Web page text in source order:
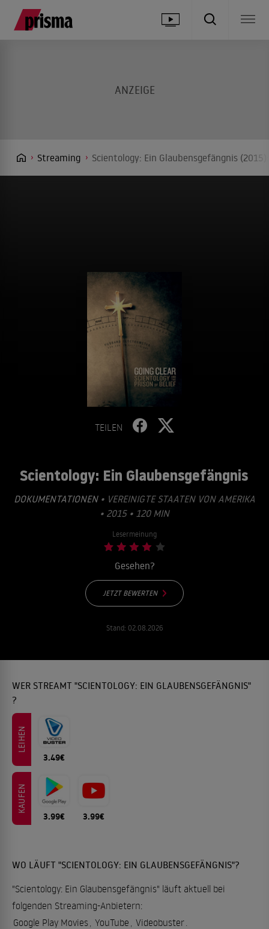
Streaming Scientology: Ein Glaubensgefängnis
TEILEN
Scientology: Ein Glaubensgefängnis
DOKUMENTATIONEN• VEREINIGTE STAATEN VON AMERIKA
• 2015 • 120 MIN
Lesermeinung
Gesehen?
JETZT BEWERTEN
Stand: 02.08.2026
WER STREAMT "SCIENTOLOGY: EIN GLAUBENSGEFÄNGNIS"
?
LEIHEN
3.49€
KAUFEN
3.99€ 3.99€
WO LÄUFT "SCIENTOLOGY: EIN GLAUBENSGEFÄNGNIS"?
"Scientology: Ein Glaubensgefängnis" läuft aktuell bei
folgenden Streaming-Anbietern:
Google Play Movies, YouTube , Videobuster.